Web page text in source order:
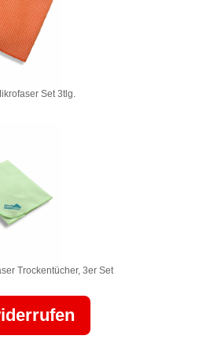
Set 3tlg.
Trockentücher, 3er Set